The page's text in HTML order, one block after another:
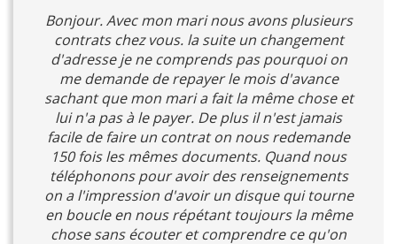
Bonjour. Avec mon mari nous avons plusieurs
contrats chez vous. la suite un changement
d'adresse je ne comprends pas pourquoi on
me demande de repayer le mois d'avance
sachant que mon mari a fait la même chose et
lui n'a pas à le payer. De plus il n'est jamais
facile de faire un contrat on nous redemande
150 fois les mêmes documents. Quand nous
téléphonons pour avoir des renseignements
on a l'impression d'avoir un disque qui tourne
en boucle en nous répétant toujours la même
chose sans écouter et comprendre ce qu'on